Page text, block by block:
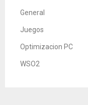
General
Juegos
Optimizacion PC
WSO2